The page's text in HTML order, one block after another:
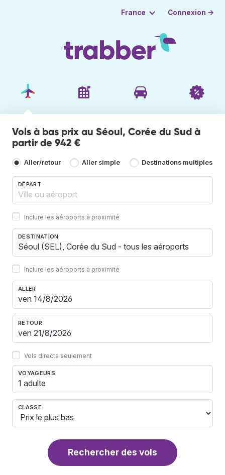
France Connexion →
Vols à bas prix au Séoul, Corée du Sud à
partir de 942 €
Aller/retour Aller simple Destinations multiples
DÉPART
Inclure les aéroports à proximité
DESTINATION
Inclure les aéroports à proximité
ALLER
RETOUR
Vols directs seulement
VOYAGEURS
1 adulte
CLASSE
Rechercher des vols